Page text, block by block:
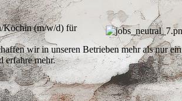
Köchin (m/w/d) für
wir in unseren Betrieben mehr als nur ein